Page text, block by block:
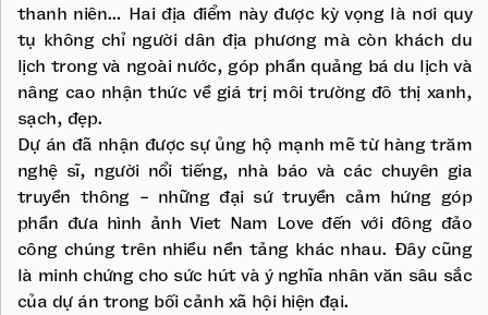
thanh niên… Hai địa điểm này được kỳ vọng là nơi quy
tụ không chỉ người dân địa phương mà còn khách du
lịch trong và ngoài nước, góp phần quảng bá du lịch và
nâng cao nhận thức về giá trị môi trường đô thị xanh,
sạch, đẹp.
Dự án đã nhận được sự ủng hộ mạnh mẽ từ hàng trăm
nghệ sĩ, người nổi tiếng, nhà báo và các chuyên gia
truyền thông - những đại sứ truyền cảm hứng góp
phần đưa hình ảnh Viet Nam Love đến với đông đảo
công chúng trên nhiều nền tảng khác nhau. Đây cũng
là minh chứng cho sức hút và ý nghĩa nhân văn sâu sắc
của dự án trong bối cảnh xã hội hiện đại.